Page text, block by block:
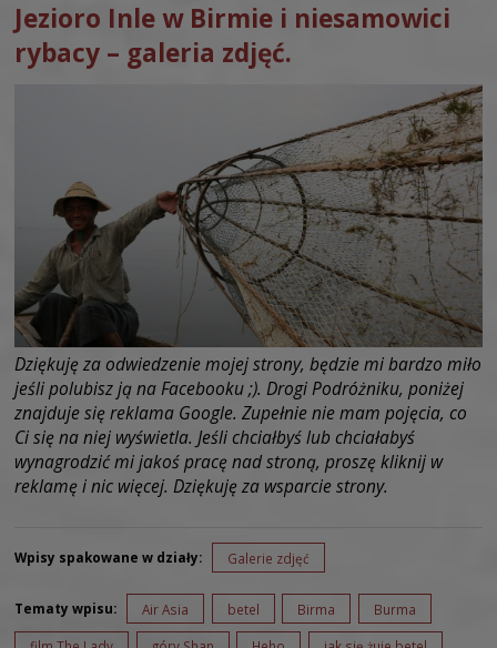
Jezioro Inle w Birmie i niesamowici
rybacy – galeria zdjęć.
Dziękuję za odwiedzenie mojej strony, będzie mi bardzo miło
jeśli polubisz ją na Facebooku ;). Drogi Podróżniku, poniżej
znajduje się reklama Google. Zupełnie nie mam pojęcia, co
Ci się na niej wyświetla. Jeśli chciałbyś lub chciałabyś
wynagrodzić mi jakoś pracę nad stroną, proszę kliknij w
reklamę i nic więcej. Dziękuję za wsparcie strony.
Wpisy spakowane w działy: Galerie zdjęć
Tematy wpisu: Air Asia betel Birma Burma